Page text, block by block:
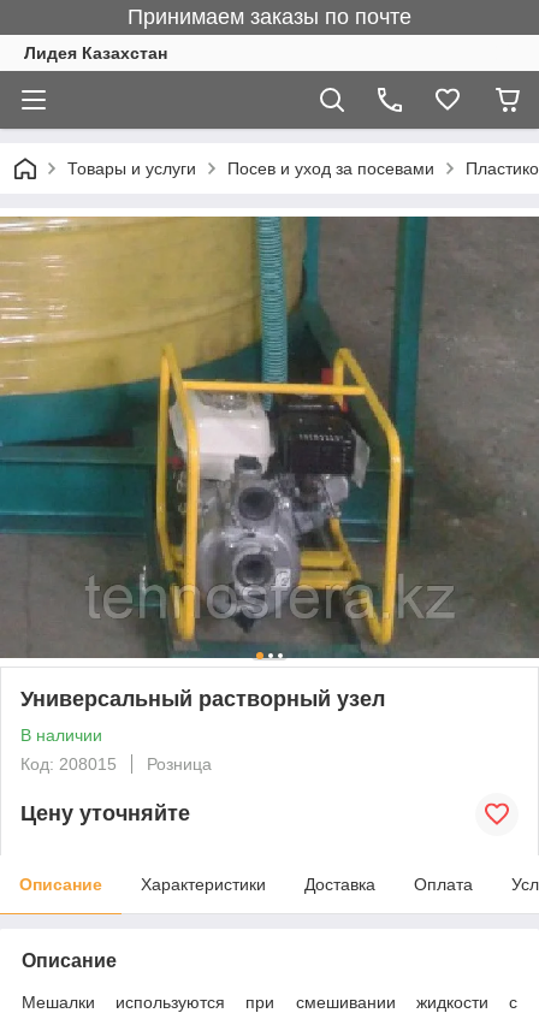
Принимаем заказы по почте
Лидея Казахстан
Товары и услуги Посев и уход за посевами
Универсальный растворный узел
В наличии
Код: 208015
Розница
Цену уточняйте
Описание Характеристики Доставка Оплата
Описание
Мешалки используются при смешивании жидкости с